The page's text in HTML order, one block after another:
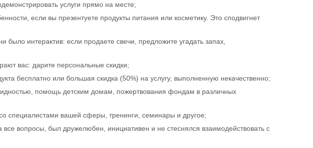
услуги прямо на месте;
если вы презентуете продукты питания или косметику. Это сподвигнет
было интерактив: если продаете свечи, предложите угадать запах,
вас: дарите персональные скидки;
бесплатно или большая скидка (50%) на услугу, выполненную некачественно;
помощь детским домам, пожертвования фондам в различных
специалистами вашей сферы, тренинги, семинары и другое;
вопросы, был дружелюбен, инициативен и не стеснялся взаимодействовать с